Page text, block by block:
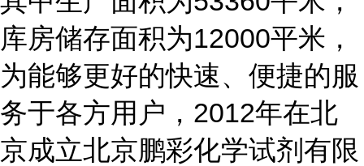
库房储存面积为12000平米，
为能够更好的快速、便捷的服
务于各方用户，2012年在北
京成立北京鹏彩化学试剂有限